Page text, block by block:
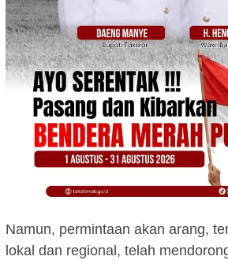
Namun, permintaan akan arang,
lokal dan regional, telah